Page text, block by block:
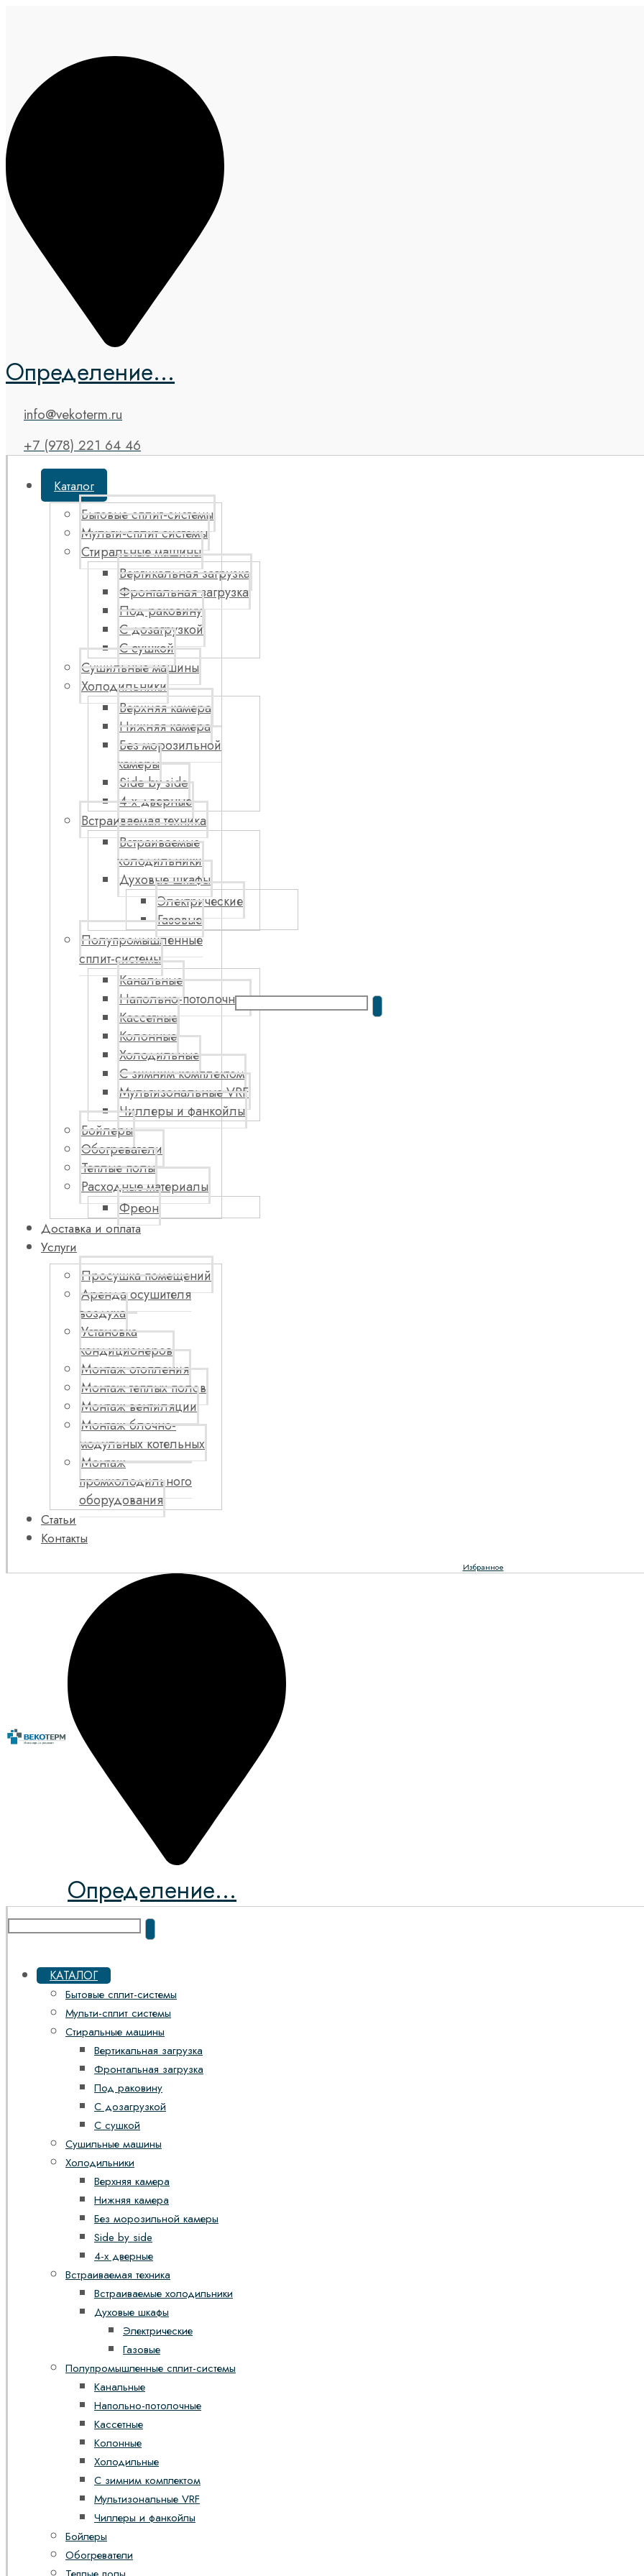
Определение...
info@vekoterm.ru
+7 (978) 221 64 46
Каталог
Бытовые сплит-системы
Мульти-сплит системы
Стиральные машины
Вертикальная загрузка
Фронтальная загрузка
Под раковину
С дозагрузкой
С сушкой
Сушильные машины
Холодильники
Верхняя камера
Нижняя камера
Без морозильной
камеры
Side by side
4-х дверные
Встраиваемая техника
Встраиваемые
холодильники
Духовые шкафы
Электрические
Газовые
Полупромышленные
сплит-системы
Канальные
Напольно-потолочные
Кассетные
Колонные
Холодильные
С зимним комплектом
Мультизональные VRF
Чиллеры и фанкойлы
Бойлеры
Обогреватели
Теплые полы
Расходные материалы
Фреон
Доставка и оплата
Услуги
Просушка помещений
Аренда осушителя
воздуха
Установка
кондиционеров
Монтаж отопления
Монтаж теплых полов
Монтаж вентиляции
Монтаж блочно-
модульных котельных
Монтаж
промхолодильного
оборудования
Статьи
Контакты
Избранное
Определение...
КАТАЛОГ
Бытовые сплит-системы
Мульти-сплит системы
Стиральные машины
Вертикальная загрузка
Фронтальная загрузка
Под раковину
С дозагрузкой
С сушкой
Сушильные машины
Холодильники
Верхняя камера
Нижняя камера
Без морозильной камеры
Side by side
4-х дверные
Встраиваемая техника
Встраиваемые холодильники
Духовые шкафы
Электрические
Газовые
Полупромышленные сплит-системы
Канальные
Напольно-потолочные
Кассетные
Колонные
Холодильные
С зимним комплектом
Мультизональные VRF
Чиллеры и фанкойлы
Бойлеры
Обогреватели